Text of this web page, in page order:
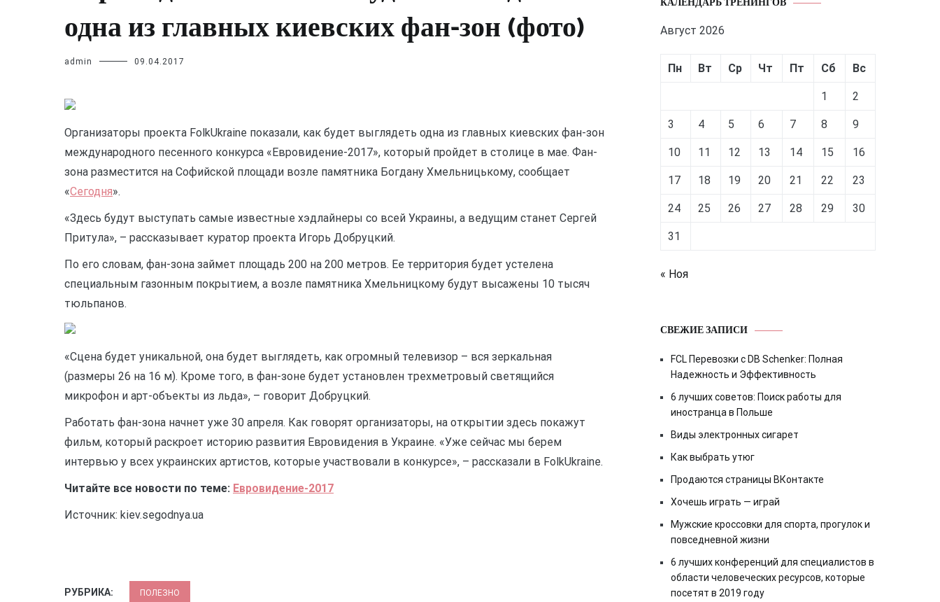
одна из главных киевских фан-зон (фото)
admin 09.04.2017
Организаторы проекта FolkUkraine показали, как будет выглядеть одна из главных киевских фан-зон
международного песенного конкурса «Евровидение-2017», который пройдет в столице в мае. Фан-
зона разместится на Софийской площади возле памятника Богдану Хмельницькому, сообщает
«Сегодня».
«Здесь будут выступать самые известные хэдлайнеры со всей Украины, а ведущим станет Сергей
Притула», – рассказывает куратор проекта Игорь Добруцкий.
По его словам, фан-зона займет площадь 200 на 200 метров. Ее территория будет устелена
специальным газонным покрытием, а возле памятника Хмельницкому будут высажены 10 тысяч
тюльпанов.
«Сцена будет уникальной, она будет выглядеть, как огромный телевизор – вся зеркальная
(размеры 26 на 16 м). Кроме того, в фан-зоне будет установлен трехметровый светящийся
микрофон и арт-объекты из льда», – говорит Добруцкий.
Работать фан-зона начнет уже 30 апреля. Как говорят организаторы, на открытии здесь покажут
фильм, который раскроет историю развития Евровидения в Украине. «Уже сейчас мы берем
интервью у всех украинских артистов, которые участвовали в конкурсе», – рассказали в FolkUkraine.
Читайте все новости по теме: Евровидение-2017
Источник: kiev.segodnya.ua
РУБРИКА: ПОЛЕЗНО
Август 2026
Пн Вт Ср Чт Пт Сб Вс
1 2
3 4 5 6 7 8 9
10 11 12 13 14 15 16
17 18 19 20 21 22 23
24 25 26 27 28 29 30
31
« Ноя
СВЕЖИЕ ЗАПИСИ
FCL Перевозки с DB Schenker: Полная
Надежность и Эффективность
6 лучших советов: Поиск работы для
иностранца в Польше
Виды электронных сигарет
Как выбрать утюг
Продаются страницы ВКонтакте
Хочешь играть — играй
Мужские кроссовки для спорта, прогулок и
повседневной жизни
6 лучших конференций для специалистов в
области человеческих ресурсов, которые
посетят в 2019 году